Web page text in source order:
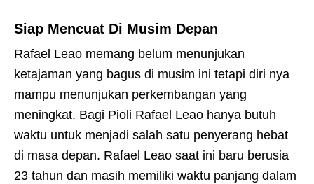
Siap Mencuat Di Musim Depan
Rafael Leao memang belum menunjukan
ketajaman yang bagus di musim ini tetapi diri nya
mampu menunjukan perkembangan yang
meningkat. Bagi Pioli Rafael Leao hanya butuh
waktu untuk menjadi salah satu penyerang hebat
di masa depan. Rafael Leao saat ini baru berusia
23 tahun dan masih memiliki waktu panjang dalam